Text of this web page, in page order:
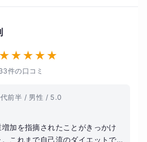
★★★★★
件の口コミ
前半 / 男性 / 5.0
加を指摘されたことがきっかけ
これまで自己流のダイエットで